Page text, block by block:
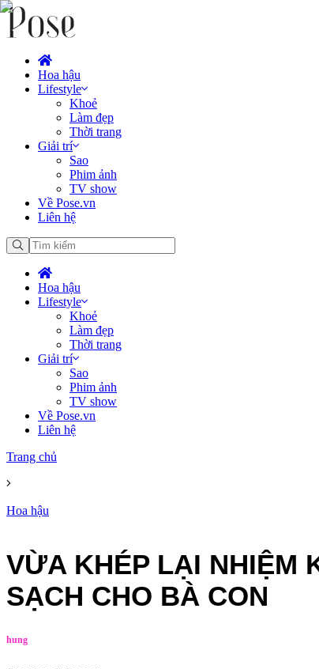
Hoa hậu
Lifestyle
Khoẻ
Làm đẹp
Thời trang
Giải trí
Sao
Phim ảnh
TV show
Về Pose.vn
Liên hệ
Hoa hậu
Lifestyle
Khoẻ
Làm đẹp
Thời trang
Giải trí
Sao
Phim ảnh
TV show
Về Pose.vn
Liên hệ
Trang chủ
Hoa hậu
VỪA KHÉP LẠI NHIỆM
SẠCH CHO BÀ CON
hung